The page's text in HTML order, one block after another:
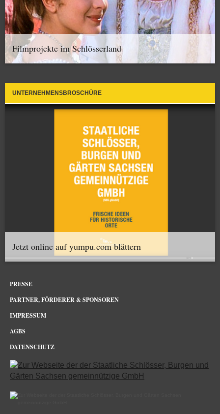
Filmprojekte im Schlösserland
UNTERNEHMENSBROSCHÜRE
Jetzt online auf yumpu.com blättern
PRESSE
PARTNER, FÖRDERER & SPONSOREN
IMPRESSUM
AGBS
DATENSCHUTZ